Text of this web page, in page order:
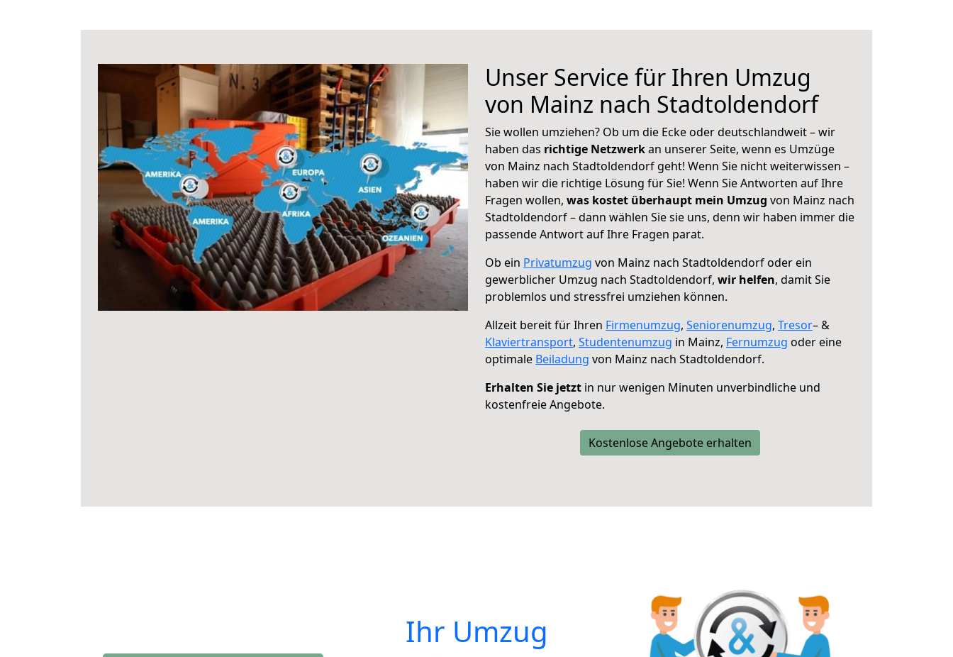
Unser Service für Ihren Umzug
von Mainz nach Stadtoldendorf
Sie wollen umziehen? Ob um die Ecke oder deutschlandweit – wir
haben das richtige Netzwerkan unserer Seite, wenn es Umzüge
von Mainz nach Stadtoldendorf geht! Wenn Sie nicht weiterwissen –
haben wir die richtige Lösung für Sie! Wenn Sie Antworten auf Ihre
Fragen wollen, was kostet überhaupt mein Umzug von Mainz nach
Stadtoldendorf – dann wählen Sie sie uns, denn wir haben immer die
passende Antwort auf Ihre Fragen parat.
Ob ein Privatumzug von Mainz nach Stadtoldendorf oder ein
gewerblicher Umzug nach Stadtoldendorf, wir helfen, damit Sie
problemlos und stressfrei umziehen können.
Allzeit bereit für Ihren Firmenumzug, Seniorenumzug, Tresor– &
Klaviertransport, Studentenumzug in Mainz, Fernumzug oder eine
optimale Beiladung von Mainz nach Stadtoldendorf.
Erhalten Sie jetzt in nur wenigen Minuten unverbindliche und
kostenfreie Angebote.
Kostenlose Angebote erhalten
Ihr Umzug